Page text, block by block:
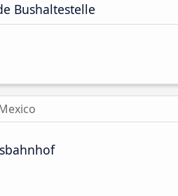
Bushaltestelle